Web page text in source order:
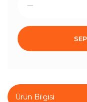
Ürün Bilgisi